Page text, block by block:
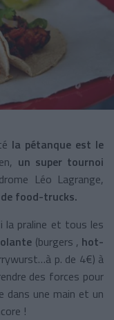
la pétanque est le
un super tournoi
Léo Lagrange,
food-trucks.
la praline et tous les
(burgers , hot-
p. de 4€) à
des forces pour
dans une main et un
!